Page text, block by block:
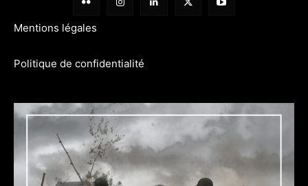
Mentions légales
Politique de confidentialité